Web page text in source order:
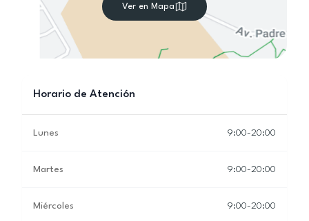
Ver en Mapa
Horario de Atención
Lunes 9:00-20:00
Martes 9:00-20:00
Miércoles 9:00-20:00